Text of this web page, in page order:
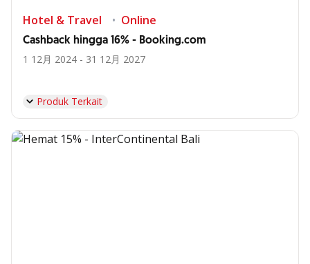
Hotel & Travel Online
Cashback hingga 16% - Booking.com
1 12月 2024 - 31 12月 2027
Produk Terkait